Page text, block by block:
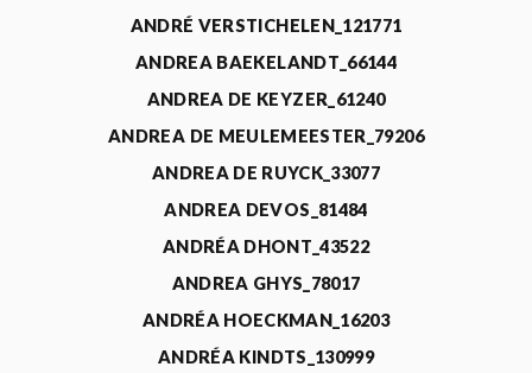
ANDRÉ VERSTICHELEN_121771
ANDREA BAEKELANDT_66144
ANDREA DE KEYZER_61240
ANDREA DE MEULEMEESTER_79206
ANDREA DE RUYCK_33077
ANDREA DEVOS_81484
ANDRÉA DHONT_43522
ANDREA GHYS_78017
ANDRÉA HOECKMAN_16203
ANDRÉA KINDTS_130999